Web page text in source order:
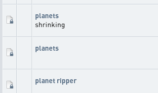
planets
shrinking
planets
planet ripper